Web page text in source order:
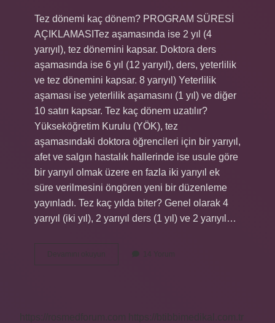
Tez dönemi kaç dönem? PROGRAM SÜRESİ
AÇIKLAMASITez aşamasında ise 2 yıl (4
yarıyıl), tez dönemini kapsar. Doktora ders
aşamasında ise 6 yıl (12 yarıyıl), ders, yeterlilik
ve tez dönemini kapsar. 8 yarıyıl) Yeterlilik
aşaması ise yeterlilik aşamasını (1 yıl) ve diğer
10 satırı kapsar. Tez kaç dönem uzatılır?
Yükseköğretim Kurulu (YÖK), tez
aşamasındaki doktora öğrencileri için bir yarıyıl,
afet ve salgın hastalık hallerinde ise usule göre
bir yarıyıl olmak üzere en fazla iki yarıyıl ek
süre verilmesini öngören yeni bir düzenleme
yayınladı. Tez kaç yılda biter? Genel olarak 4
yarıyıl (iki yıl), 2 yarıyıl ders (1 yıl) ve 2 yarıyıl…
Devamını okuyun
Kaç
14 Yorum
https://rosmedforum.com
https://btibbimedikal.com.tr